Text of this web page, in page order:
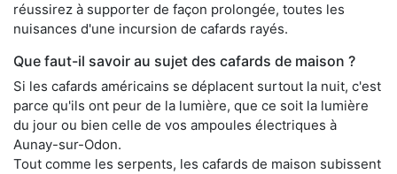
réussirez à supporter de façon prolongée, toutes les
nuisances d'une incursion de cafards rayés.
Que faut-il savoir au sujet des cafards de maison ?
Si les cafards américains se déplacent surtout la nuit, c'est
parce qu'ils ont peur de la lumière, que ce soit la lumière
du jour ou bien celle de vos ampoules électriques à
Aunay-sur-Odon.
Tout comme les serpents, les cafards de maison subissent